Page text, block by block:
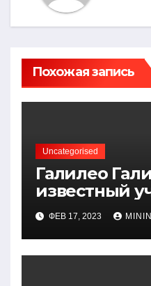
Похожая запись
Uncategorised
Галилео
известный
открытия —
биография,
вклад в
ФЕВ 17, 2023